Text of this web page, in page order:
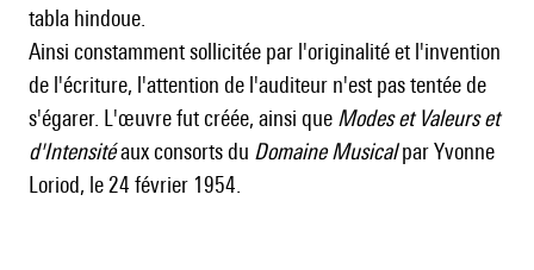
tabla hindoue.
Ainsi constamment sollicitée par l'originalité et l'invention
de l'écriture, l'attention de l'auditeur n'est pas tentée de
s'égarer. L'œuvre fut créée, ainsi que Modes et Valeurs et
d'Intensitéaux consorts du Domaine Musicalpar Yvonne
Loriod, le 24 février 1954.